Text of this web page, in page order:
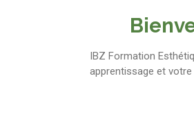
IBZ Formation
apprentissage et